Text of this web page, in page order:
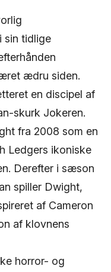
sin tidlige
ædru siden.
en discipel af
skurk Jokeren.
fra 2008 som en
Ledgers ikoniske
Derefter i sæson
spiller Dwight,
af Cameron
af klovnens
horror- og